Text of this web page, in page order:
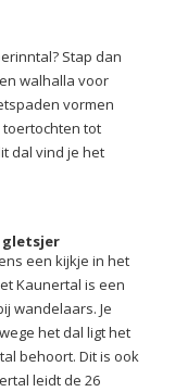
Stap dan
walhalla voor
vormen
tot
dal vind je het
gletsjer
een kijkje in het
Kaunertal is een
wandelaars. Je
het dal ligt het
behoort. Dit is ook
leidt de 26